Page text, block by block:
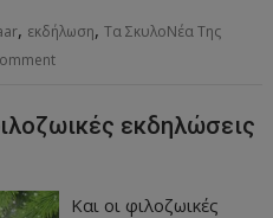
, εκδήλωση,Τα ΣκυλοΝέα Της
εκδηλώσεις
Και οι φιλοζωικές